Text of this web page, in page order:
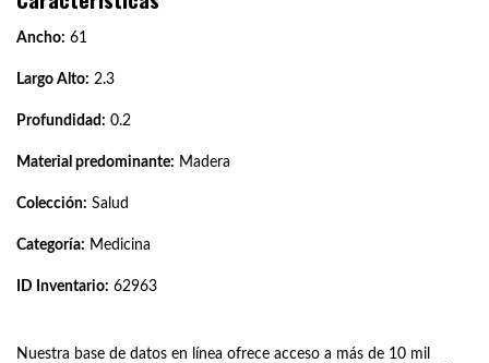
Ancho: 61
Largo Alto: 2.3
Profundidad: 0.2
Material predominante: Madera
Colección: Salud
Categoría: Medicina
ID Inventario: 62963
Nuestra base de datos en línea ofrece acceso a más de 10 mil